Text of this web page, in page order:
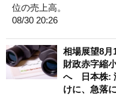
位の売上高。
08/30 20:26
相場展望8
財政赤字縮
へ 日本株:
けに、急落